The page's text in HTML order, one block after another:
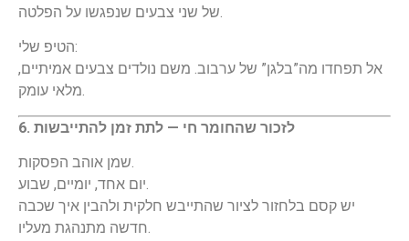
של שני צבעים שנפגשו על הפלטה.
הטיפ שלי:
אל תפחדו מה”בלגן” של ערבוב. משם נולדים צבעים אמיתיים,
מלאי עומק.
6. לזכור שהחומר חי — לתת זמן להתייבשות
שמן אוהב הפסקות.
יום אחד, יומיים, שבוע.
יש קסם בלחזור לציור שהתייבש חלקית ולהבין איך שכבה
חדשה מתנהגת מעליו.